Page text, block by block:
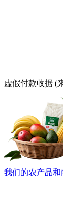
虚假付款收据 (
我们的农产品和